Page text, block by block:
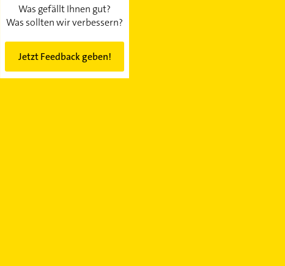
Was gefällt Ihnen gut?
Was sollten wir verbessern?
Jetzt Feedback geben!